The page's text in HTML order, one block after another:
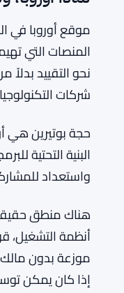
وليس الأمر
إلى دعم من
يحتاج إلى
به، ومطورين
دائماً أصعب
لماذا أوروبا،
موقع أوروبا في
نحو التقييد بدلاً
شركات
حجة بوتيرين هي